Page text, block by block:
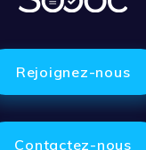
Rejoignez-nous
Contactez-nous